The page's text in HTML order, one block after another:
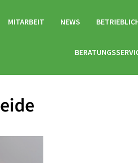
MITARBEIT NEWS